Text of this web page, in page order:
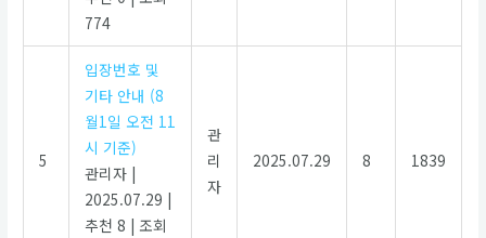
774
5
입장번호 및
기타 안내 (8
월1일 오전 11
시 기준)
관리자 |
2025.07.29 |
추천 8 | 조회
관
리
자
2025.07.29 8 1839